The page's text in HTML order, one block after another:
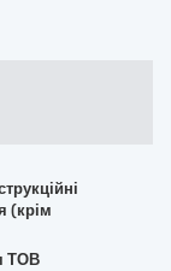
(крім
ТОВ